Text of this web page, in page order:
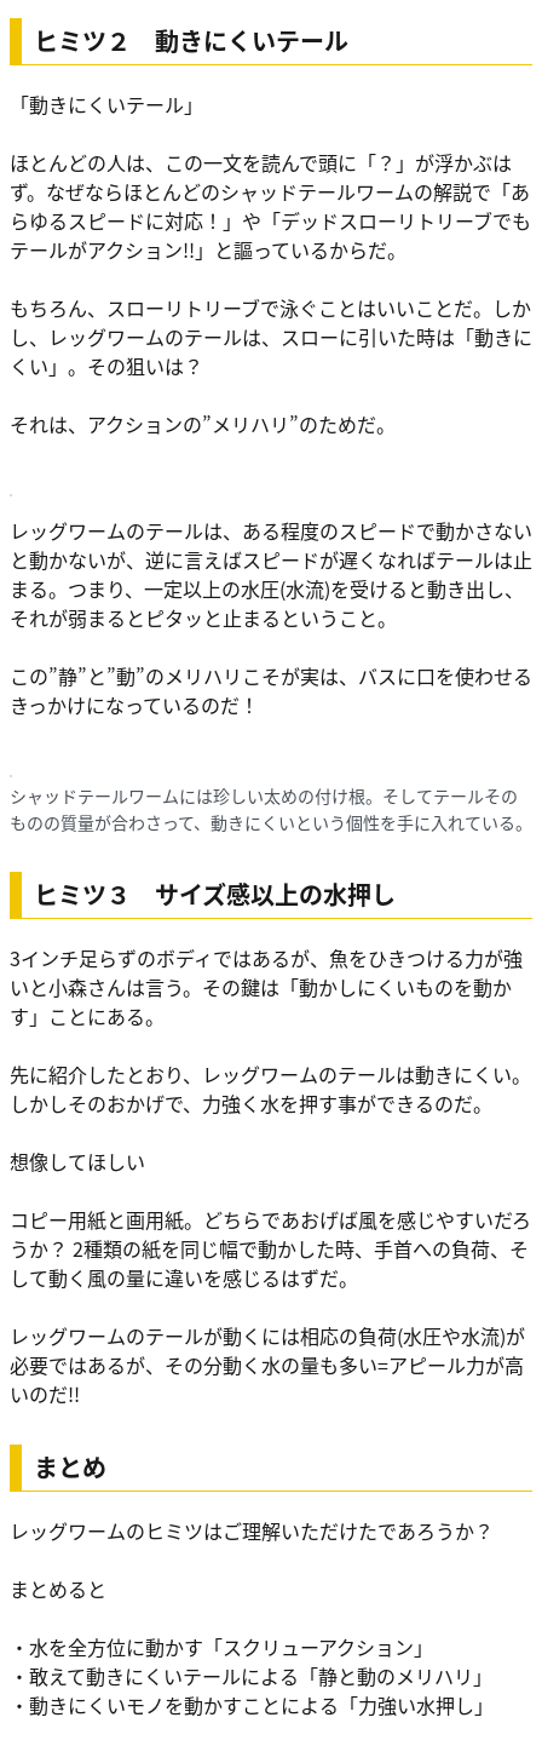
ヒミツ２ 動きにくいテール
「動きにくいテール」
ほとんどの人は、この一文を読んで頭に「？」が浮かぶは
ず。なぜならほとんどのシャッドテールワームの解説で「あ
らゆるスピードに対応！」や「デッドスローリトリーブでも
テールがアクション!!」と謳っているからだ。
もちろん、スローリトリーブで泳ぐことはいいことだ。しか
し、レッグワームのテールは、スローに引いた時は「動きに
くい」。その狙いは？
それは、アクションの”メリハリ”のためだ。
レッグワームのテールは、ある程度のスピードで動かさない
と動かないが、逆に言えばスピードが遅くなればテールは止
まる。つまり、一定以上の水圧(水流)を受けると動き出し、
それが弱まるとピタッと止まるということ。
この”静”と”動”のメリハリこそが実は、バスに口を使わせる
きっかけになっているのだ！
シャッドテールワームには珍しい太めの付け根。そしてテールその
ものの質量が合わさって、動きにくいという個性を手に入れている。
ヒミツ３ サイズ感以上の水押し
3インチ足らずのボディではあるが、魚をひきつける力が強
いと小森さんは言う。その鍵は「動かしにくいものを動か
す」ことにある。
先に紹介したとおり、レッグワームのテールは動きにくい。
しかしそのおかげで、力強く水を押す事ができるのだ。
想像してほしい
コピー用紙と画用紙。どちらであおげば風を感じやすいだろ
うか？ 2種類の紙を同じ幅で動かした時、手首への負荷、そ
して動く風の量に違いを感じるはずだ。
レッグワームのテールが動くには相応の負荷(水圧や水流)が
必要ではあるが、その分動く水の量も多い=アピール力が高
いのだ!!
まとめ
レッグワームのヒミツはご理解いただけたであろうか？
まとめると
・水を全方位に動かす「スクリューアクション」
・敢えて動きにくいテールによる「静と動のメリハリ」
・動きにくいモノを動かすことによる「力強い水押し」